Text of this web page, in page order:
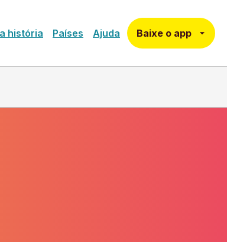
história Países Ajuda Baixe o app